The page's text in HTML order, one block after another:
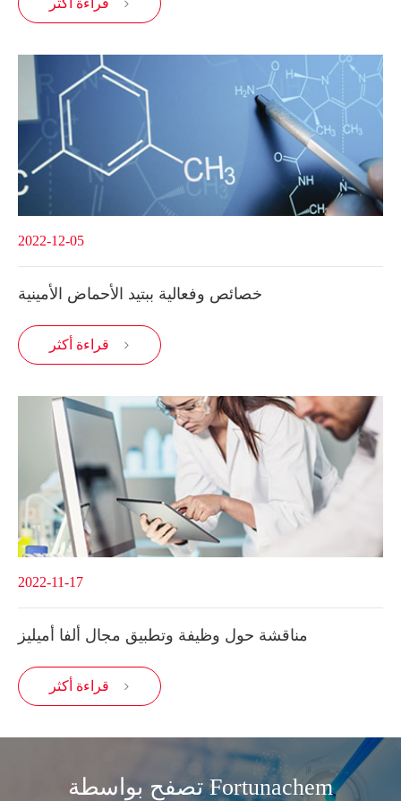
قراءة أكثر 
2022-12-05
خصائص وفعالية ببتيد الأحماض الأمينية
قراءة أكثر 
2022-11-17
مناقشة حول وظيفة وتطبيق مجال ألفا أميليز
قراءة أكثر 
تصفح بواسطة Fortunachem